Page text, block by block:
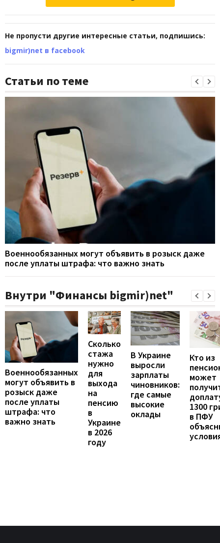
Не пропусти другие интересные статьи, подпишись:
bigmir)net в facebook
Статьи по теме
Военнообязанных могут объявить в розыск даже
после уплаты штрафа: что важно знать
Внутри "Финансы bigmir)net"
Военнообязанных
могут объявить в
розыск даже
после уплаты
штрафа: что
важно знать
Сколько
стажа
нужно
для
выхода
на
пенсию
в
Украине
в 2026
году
В Украине
выросли
зарплаты
чиновников:
где самые
высокие
оклады
Кто из
может
1300
в ПФУ